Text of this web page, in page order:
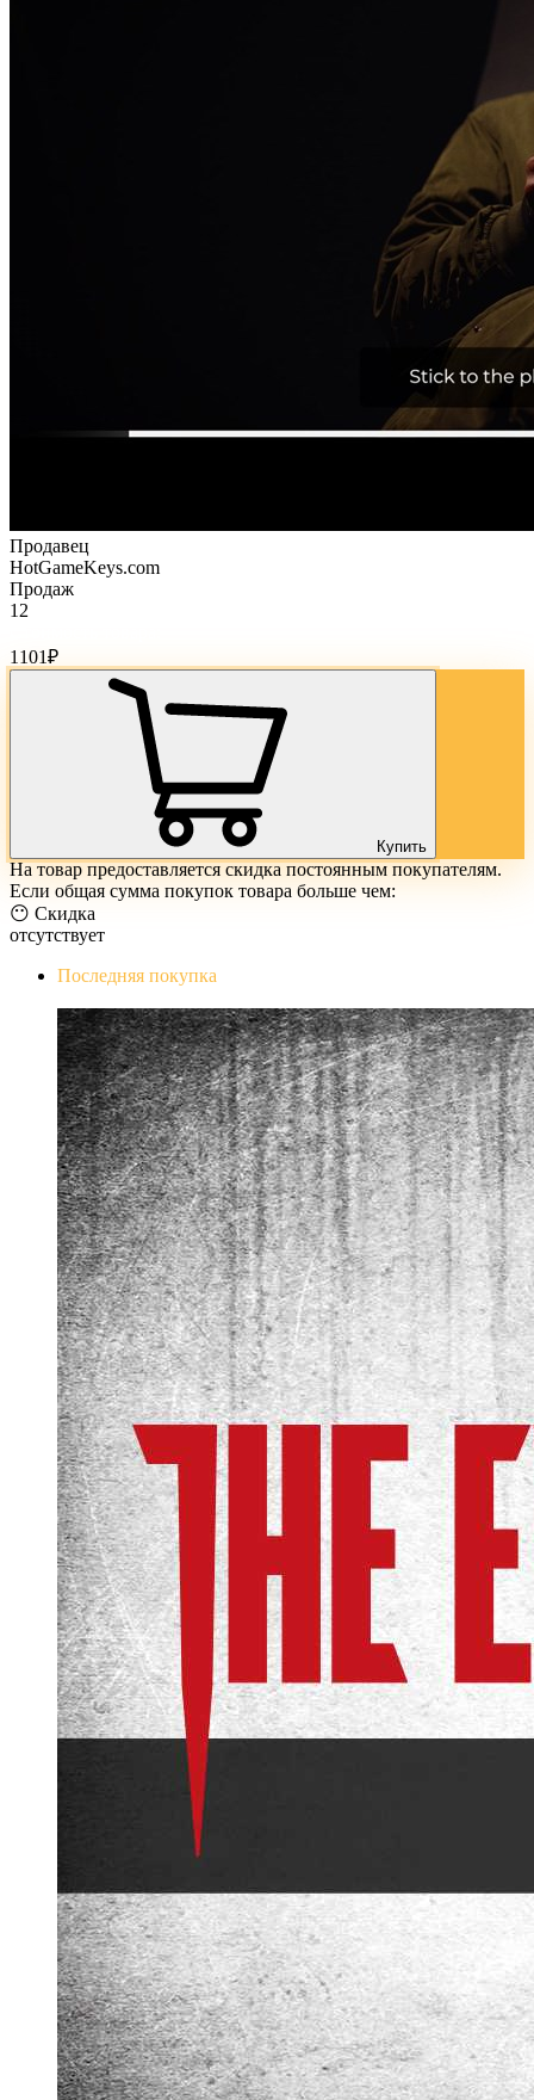
Продавец
HotGameKeys.com
Продаж
12
1101₽
Купить
На товар предоставляется скидка постоянным покупателям.
Если общая сумма покупок товара больше чем:
😶 Скидка
отсутствует
Последняя покупка